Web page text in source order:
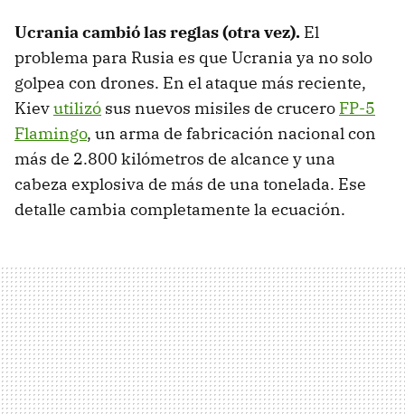
Ucrania cambió las reglas (otra vez). El
problema para Rusia es que Ucrania ya no solo
golpea con drones. En el ataque más reciente,
Kievutilizó sus nuevos misiles de crucero FP-5
Flamingo, un arma de fabricación nacional con
más de 2.800 kilómetros de alcance y una
cabeza explosiva de más de una tonelada. Ese
detalle cambia completamente la ecuación.